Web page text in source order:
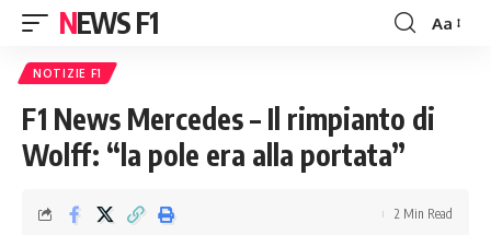
NEWS F1
Font
Aa
NOTIZIE F1
F1 News Mercedes – Il rimpianto di
Wolff: “la pole era alla portata”
2 Min Read